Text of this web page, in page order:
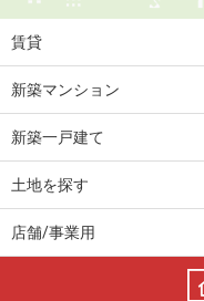
専有面積
静岡県静岡市葵区川合
賃貸
新築マンション
新築一戸建て
土地を探す
店舗/事業用